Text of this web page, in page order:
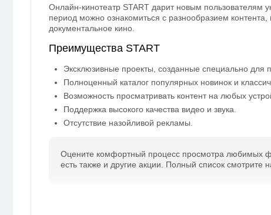
Онлайн-кинотеатр START дарит новым пользователям
период можно ознакомиться с разнообразием
документальное кино.
Преимущества START
Эксклюзивные проекты, созданные специально для
Полноценный каталог популярных новинок и
Возможность просматривать контент на любых
Поддержка высокого качества видео и звука.
Отсутствие назойливой рекламы.
Оцените комфортный процесс просмотра любимых
есть также и другие акции. Полный список смотрите